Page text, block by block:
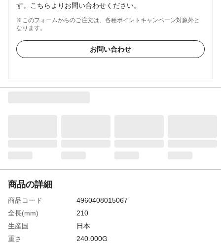
す。こちらよりお問い合わせください。
※このフォームからのご注文は、各種ポイントキャンペーン対象外と
なります。
お問い合わせ
商品の詳細
商品コード
4960408015067
全長(mm)
210
生産国
日本
重さ
240.000G